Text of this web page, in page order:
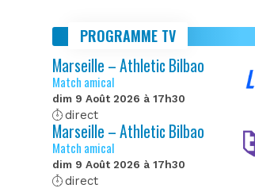
PROGRAMME TV
Marseille – Athletic Bilbao
Match amical
dim 9 Août 2026 à 17h30
direct
Marseille – Athletic Bilbao
Match amical
dim 9 Août 2026 à 17h30
direct